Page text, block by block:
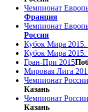
Чемпионат
Франция
Чемпионат
Россия
Кубок Мира
Кубок Мира
Гран-При 2015
Мировая Лига
Чемпионат
Казань
Чемпионат
Казань